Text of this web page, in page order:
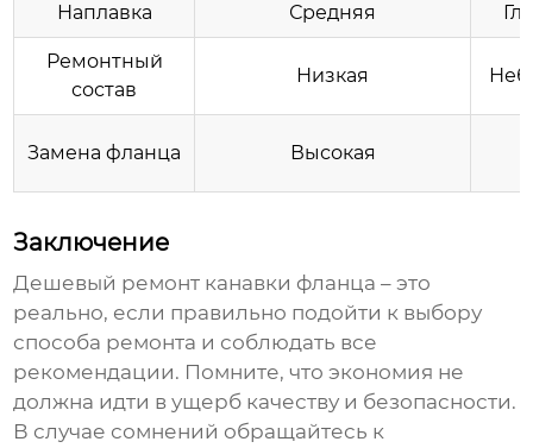
Наплавка Средняя
Ремонтный
состав
Низкая
Замена фланца Высокая
Заключение
Дешевый ремонт канавки фланца – это
реально, если правильно подойти к выбору
способа ремонта и соблюдать все
рекомендации. Помните, что экономия не
должна идти в ущерб качеству и безопасности.
В случае сомнений обращайтесь к